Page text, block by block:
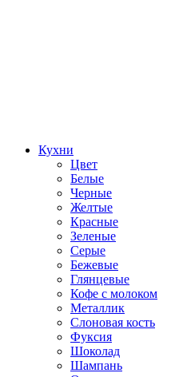
Кухни
Цвет
Белые
Черные
Желтые
Красные
Зеленые
Серые
Бежевые
Глянцевые
Кофе с молоком
Металлик
Слоновая кость
Фуксия
Шоколад
Шампань